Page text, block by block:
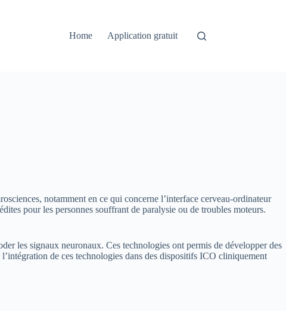
Home Application gratuit
notamment en ce qui concerne l’interface cerveau-ordinateur
pour les personnes souffrant de paralysie ou de troubles moteurs.
les signaux neuronaux. Ces technologies ont permis de développer des
de ces technologies dans des dispositifs ICO cliniquement